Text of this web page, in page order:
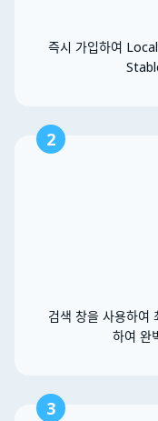
즉시 가입하여
2
검색 창을 사용하여
하여 완
3